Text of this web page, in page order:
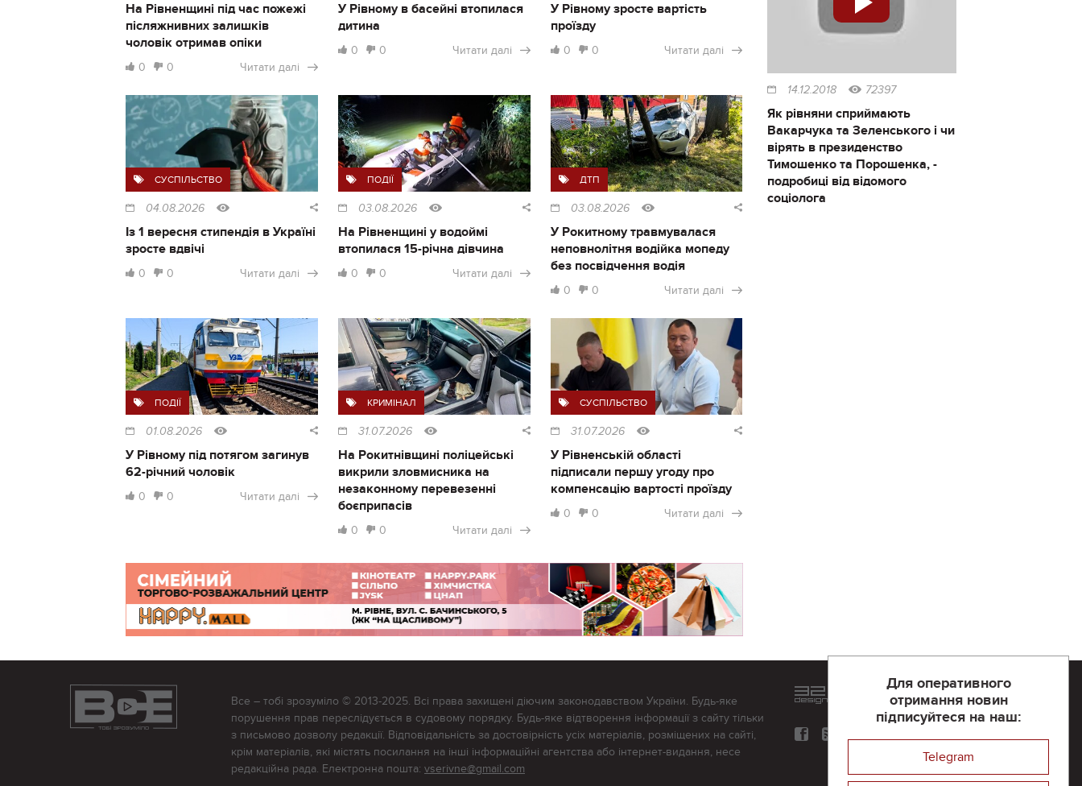
На Рівненщині під час пожежі
післяжнивних залишків
чоловік отримав опіки
0 0 Читати далі
У Рівному в басейні втопилася
дитина
0 0 Читати далі
У Рівному зросте вартість
проїзду
0 0 Читати далі
СУСПІЛЬСТВО
04.08.2026
Із 1 вересня стипендія в Україні
зросте вдвічі
0 0 Читати далі
ПОДІЇ
03.08.2026
На Рівненщині у водоймі
втопилася 15-річна дівчина
0 0 Читати далі
ДТП
03.08.2026
У Рокитному травмувалася
неповнолітня водійка мопеду
без посвідчення водія
0 0 Читати далі
ПОДІЇ
01.08.2026
У Рівному під потягом загинув
62-річний чоловік
0 0 Читати далі
КРИМІНАЛ
31.07.2026
На Рокитнівщині поліцейські
викрили зловмисника на
незаконному перевезенні
боєприпасів
0 0 Читати далі
СУСПІЛЬСТВО
31.07.2026
У Рівненській області
підписали першу угоду про
компенсацію вартості проїзду
0 0 Читати далі
14.12.2018 72397
Як рівняни сприймають
Вакарчука та Зеленського і чи
вірять в президенство
Тимошенко та Порошенка, -
подробиці від відомого
соціолога
Для оперативного
отримання новин
підписуйтеся на наш:
Telegram
Все – тобі зрозуміло © 2013-2025. Всі права захищені діючим законодавством України. Будь-яке
порушення прав переслідується в судовому порядку. Будь-яке відтворення інформації з сайту тільки
з письмово дозволу редакції. Відповідальність за достовірність усіх матеріалів, розміщених на сайті,
крім матеріалів, які містять посилання на інші інформаційні агентства або інтернет-видання, несе
редакційна рада. Електронна пошта: vserivne@gmail.com
Розроблений та підтримується
компанії 32х32